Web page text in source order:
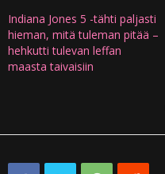
Indiana Jones 5 -tähti paljasti
hieman, mitä tuleman pitää –
hehkutti tulevan leffan
maasta taivaisiin